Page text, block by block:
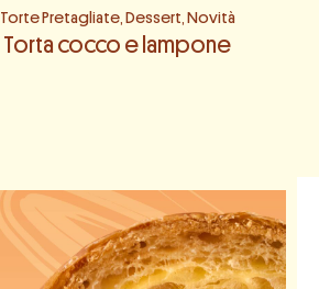
Torte Pretagliate, Dessert, Novità
Torta cocco e lampone